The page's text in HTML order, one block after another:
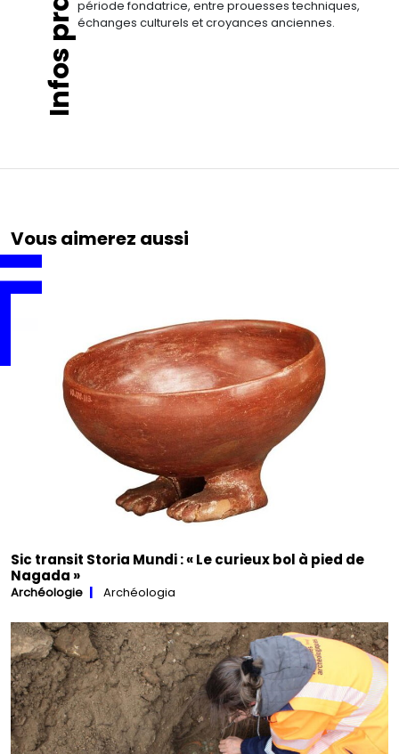
période fondatrice, entre prouesses techniques,
échanges culturels et croyances anciennes.
Vous aimerez aussi
Sic transit Storia Mundi : « Le curieux bol à pied de
Nagada »
Archéologie Archéologia